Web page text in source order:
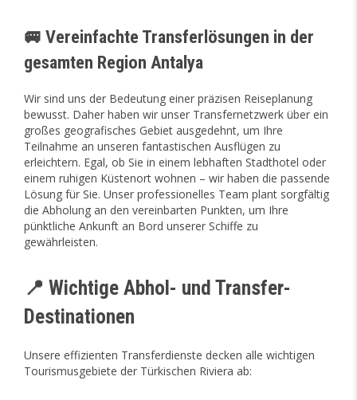
🚐 Vereinfachte Transferlösungen in der
gesamten Region Antalya
Wir sind uns der Bedeutung einer präzisen Reiseplanung
bewusst. Daher haben wir unser Transfernetzwerk über ein
großes geografisches Gebiet ausgedehnt, um Ihre
Teilnahme an unseren fantastischen Ausflügen zu
erleichtern. Egal, ob Sie in einem lebhaften Stadthotel oder
einem ruhigen Küstenort wohnen – wir haben die passende
Lösung für Sie. Unser professionelles Team plant sorgfältig
die Abholung an den vereinbarten Punkten, um Ihre
pünktliche Ankunft an Bord unserer Schiffe zu
gewährleisten.
📍 Wichtige Abhol- und Transfer-
Destinationen
Unsere effizienten Transferdienste decken alle wichtigen
Tourismusgebiete der Türkischen Riviera ab: